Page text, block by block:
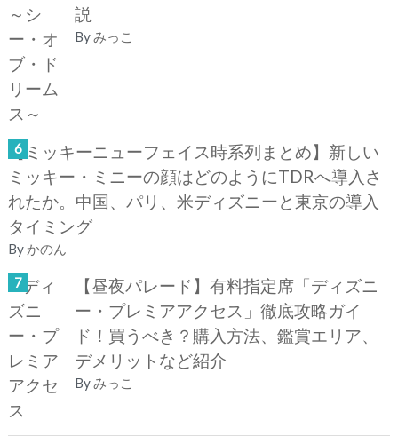
説
Byみっこ
【ミッキーニューフェイス時系列まとめ】新しい
ミッキー・ミニーの顔はどのようにTDRへ導入さ
れたか。中国、パリ、米ディズニーと東京の導入
タイミング
By かのん
【昼夜パレード】有料指定席「ディズニ
ー・プレミアアクセス」徹底攻略ガイ
ド！買うべき？購入方法、鑑賞エリア、
デメリットなど紹介
Byみっこ